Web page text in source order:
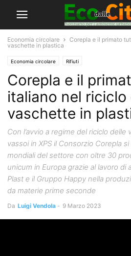
Economia circolare
Corepla e il primato
vaschette in plastica
Economia circolare Rifiuti
Corepla e il
italiano nel riciclo
vaschette in
Con l’avvio a regime del riciclo delle
vassoi in XPS il Consorzio Corepla
mondiali del settore con oltre 30
unicum in Europa grazie al lavoro di
Plast e il Gruppo Happy nella
da materie prime seconde
Da Luigi Vendola - 9 Marzo 2023